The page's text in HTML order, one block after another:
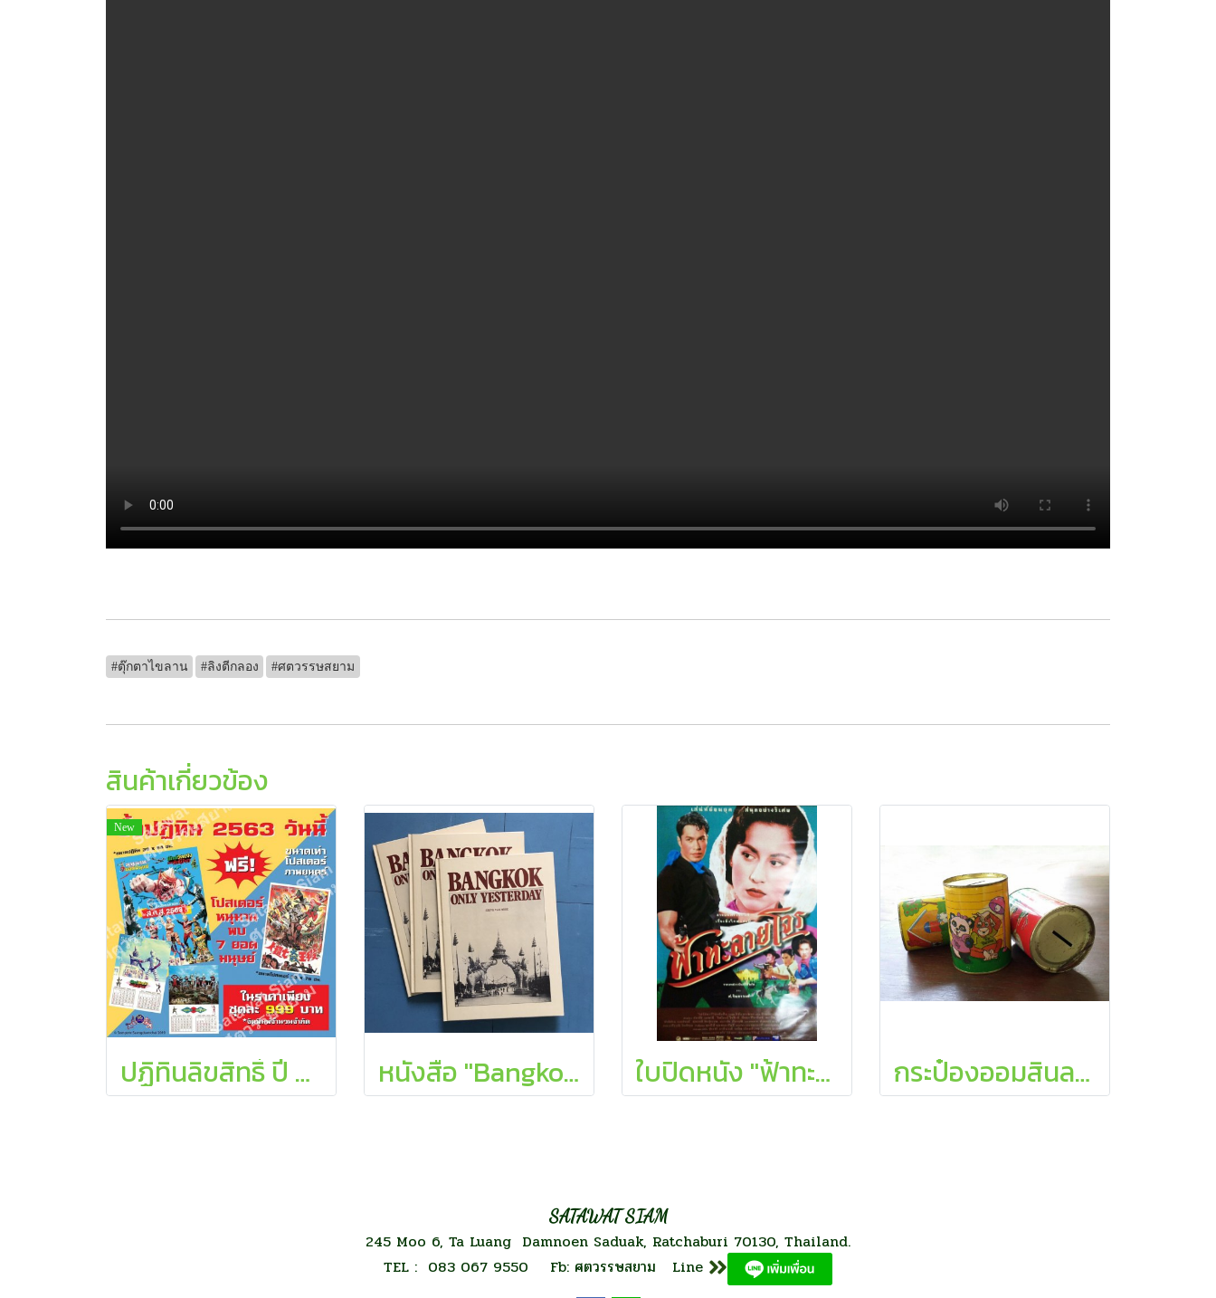
#ตุ๊กตาไขลาน #ลิงตีกลอง #ศตวรรษสยาม
สินค้าเกี่ยวข้อง
New
ปฏิทินลิขสิทธิ์ ปี ๒๕๖๓ จากไชโยภาพยนตร์ หนังสือ "Bangkok only yesterday" ใบปิดหนัง "ฟ้าทะลายโจร" กระป๋องออมสินลายการ์ตูน (ของเก่า)
SATAWAT SIAM
245 Moo 6, Ta Luang Damnoen Saduak, Ratchaburi 70130, Thailand.
TEL : 083 067 9550 Fb: ศตวรรษสยาม Line